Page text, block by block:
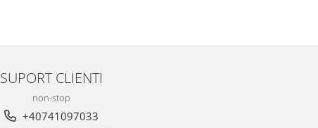
SUPORT CLIENTI
non-stop
+40741097033